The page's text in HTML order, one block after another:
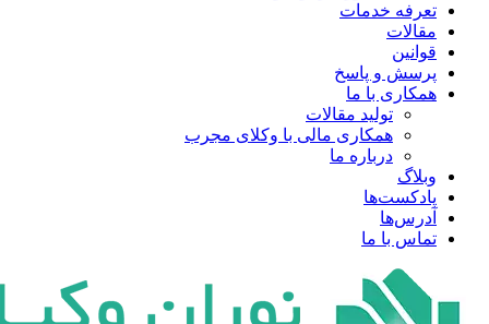
تعرفه خدمات
مقالات
قوانین
پرسش و پاسخ
همکاری با ما
تولید مقالات
همکاری مالی با وکلای مجرب
درباره ما
وبلاگ
پادکست‌ها
آدرس‌ها
تماس با ما